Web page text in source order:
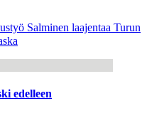
Salminen laajentaa Turun
edelleen